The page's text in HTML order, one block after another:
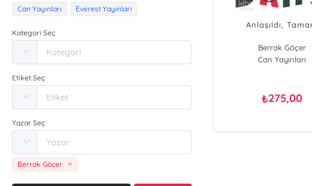
Can Yayınları Everest Yayınları
Kategori Seç
Etiket Seç
Yazar Seç
Berrak Göçer
Anlaşıldı,
Berrak Göçer
Can Yayınları
₺275,00